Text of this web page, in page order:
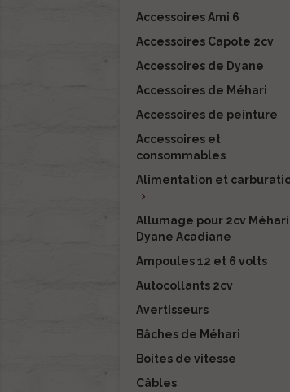
Accessoires Ami 6
Accessoires Capote 2cv
Accessoires de Dyane
Accessoires de Méhari
Accessoires de peinture
Accessoires et
consommables
Alimentation et

Allumage pour 2cv Méhari
Dyane Acadiane
Ampoules 12 et 6 volts
Autocollants 2cv
Avertisseurs
Bâches de Méhari
Boites de vitesse
Câbles